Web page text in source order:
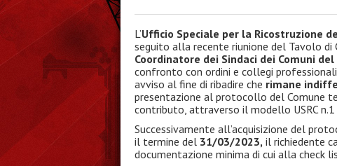
L’Ufficio Speciale per la Ricostruzione
seguito alla recente riunione del Tavolo di
Coordinatore dei Sindaci dei Comuni
confronto con ordini e collegi
avviso al fine di ribadire che rimane
presentazione al protocollo del Comune
contributo, attraverso il modello USRC
Successivamente all’acquisizione del
il termine del 31/03/2023, il richiedente
documentazione minima di cui alla check